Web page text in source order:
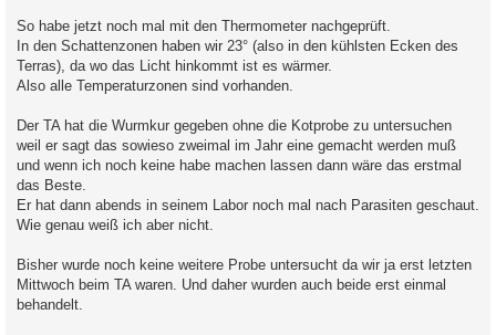
So habe jetzt noch mal mit den Thermometer nachgeprüft.
In den Schattenzonen haben wir 23° (also in den kühlsten Ecken des
Terras), da wo das Licht hinkommt ist es wärmer.
Also alle Temperaturzonen sind vorhanden.
Der TA hat die Wurmkur gegeben ohne die Kotprobe zu untersuchen
weil er sagt das sowieso zweimal im Jahr eine gemacht werden muß
und wenn ich noch keine habe machen lassen dann wäre das erstmal
das Beste.
Er hat dann abends in seinem Labor noch mal nach Parasiten geschaut.
Wie genau weiß ich aber nicht.
Bisher wurde noch keine weitere Probe untersucht da wir ja erst letzten
Mittwoch beim TA waren. Und daher wurden auch beide erst einmal
behandelt.